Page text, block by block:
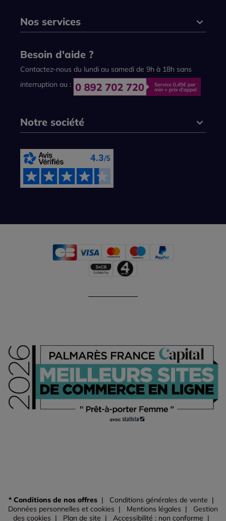
Nos services
Besoin d'aide ?
Contactez-nous du lundi au samedi de 9h à 18h sans
interruption au :
Notre société
* Conditions de nos offres
Conditions générales de vente
Données personnelles et cookies
Mentions légales
Gestion
des cookies
Plan de site Accessibilité : non conforme